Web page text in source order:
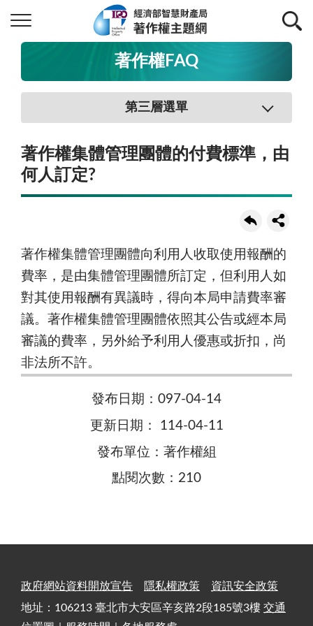
著作權FAQ
第三層選單
著作權集體管理團體的付費標準，由
何人訂定?
著作權集體管理團體向利用人收取使用報酬的
費率，是由集體管理團體所訂定，但利用人如
對其使用報酬有異議時，得向本局申請費率審
議。著作權集體管理團體依照其公告或經本局
審議的費率，另外給予利用人優惠或折扣，尚
非法所不許。
發布日期：097-04-14
更新日期： 114-04-11
發布單位：著作權組
點閱次數：210
政府網站資料開放宣告 隱私權政策
資訊安全政策
地址：106213 臺北市大安區辛亥路2段185號3樓 交通